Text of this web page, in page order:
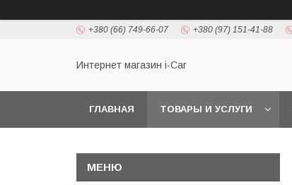
+380 (66) 749-66-07 +380 (97) 151-41-88
Интернет магазин i-Car
ГЛАВНАЯ ТОВАРЫ И УСЛУГИ